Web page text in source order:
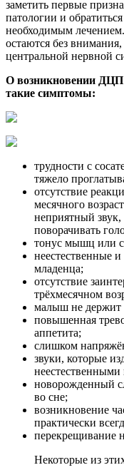
заметить первые
патологии и
необходимым
остаются без
центральной нервной
О возникновении ДЦП
такие симптомы:
трудности с
тяжело
отсутствие
месячного
неприятный звук,
поворачивать
тонус мышц или
неестественные
младенца;
отсутствие
трёхмесячном
малыш не держит
повышенная
аппетита;
слишком
звуки, которые
новорожденный
во сне;
возникновение
практически
перекрещивание
Некоторые из